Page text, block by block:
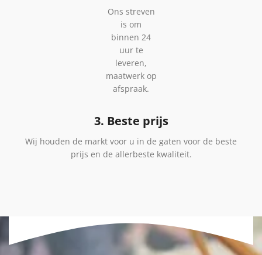
Ons streven
is om
binnen 24
uur te
leveren,
maatwerk op
afspraak.
3. Beste prijs
Wij houden de markt voor u in de gaten voor de beste
prijs en de allerbeste kwaliteit.